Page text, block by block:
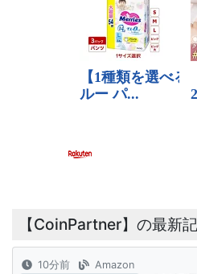
【CoinPartner】の最新
10分前 Amazon